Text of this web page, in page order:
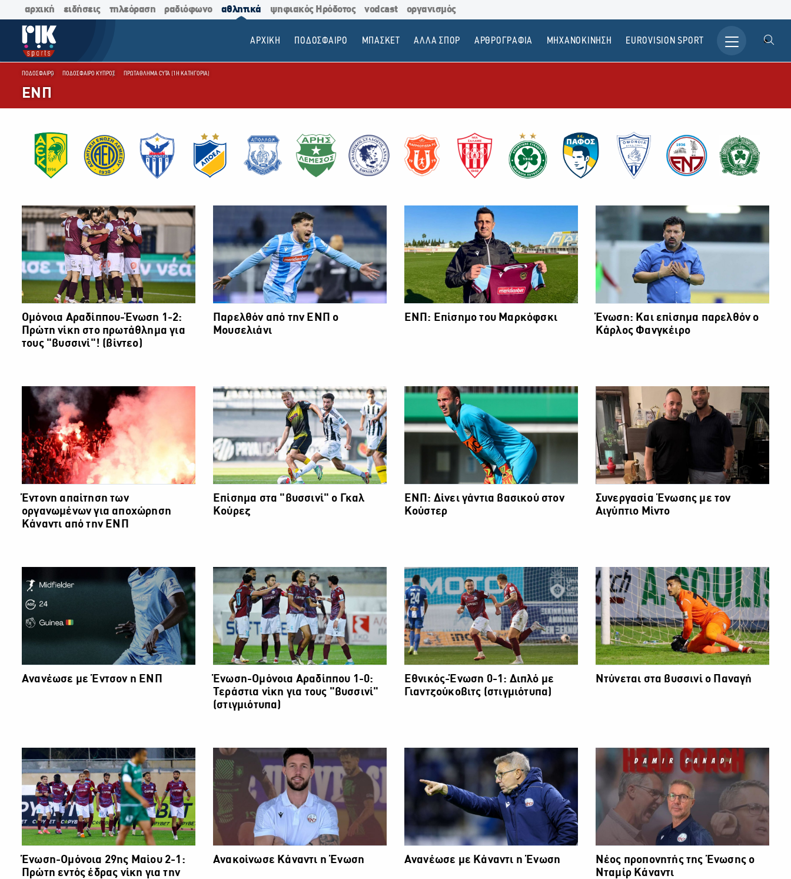
αρχική ειδήσεις τηλεόραση ραδιόφωνο αθλητικά ψηφιακός Ηρόδοτος vodcast οργανισμός
ΑΡΧΙΚΗ ΠΟΔΟΣΦΑΙΡΟ ΜΠΑΣΚΕΤ ΑΛΛΑ ΣΠΟΡ ΑΡΘΡΟΓΡΑΦΙΑ ΜΗΧΑΝΟΚΙΝΗΣΗ ΕUROVISION SPORT
ΠΟΔΟΣΦΑΙΡΟ ΠΟΔΟΣΦΑΙΡΟ ΚΥΠΡΟΣ ΠΡΩΤΑΘΛΗΜΑ CYTA (1Η ΚΑΤΗΓΟΡΙΑ)
ΕΝΠ
Ομόνοια Αραδίππου-Ένωση 1-2:
Πρώτη νίκη στο πρωτάθλημα για
τους "βυσσινί"! (βίντεο)
Παρελθόν από την ΕΝΠ ο
Μουσελιάνι
ΕΝΠ: Επίσημο του Μαρκόφσκι
Ένωση: Και επίσημα παρελθόν ο
Κάρλος Φανγκέιρο
Έντονη απαίτηση των
οργανωμένων για αποχώρηση
Κάναντι από την ΕΝΠ
Επίσημα στα "βυσσινί" ο Γκαλ
Κούρεζ
ΕΝΠ: Δίνει γάντια βασικού στον
Κούστερ
Συνεργασία Ένωσης με τον
Αιγύπτιο Μίντο
Ανανέωσε με Έντσον η ΕΝΠ
Ένωση-Ομόνοια Αραδίππου 1-0:
Τεράστια νίκη για τους "βυσσινί"
(στιγμιότυπα)
Εθνικός-Ένωση 0-1: Διπλό με
Γιαντζούκοβιτς (στιγμιότυπα)
Ντύνεται στα βυσσινί ο Παναγή
Ένωση-Ομόνοια 29ης Μαίου 2-1:
Πρώτη εντός έδρας νίκη για την
Ανακοίνωσε Κάναντι η Ένωση Ανανέωσε με Κάναντι η Ένωση
Νέος προπονητής της Ένωσης ο
Νταμίρ Κάναντι